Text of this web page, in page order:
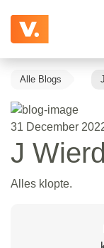
Alle Blogs
31 December
J
Alles klopte.